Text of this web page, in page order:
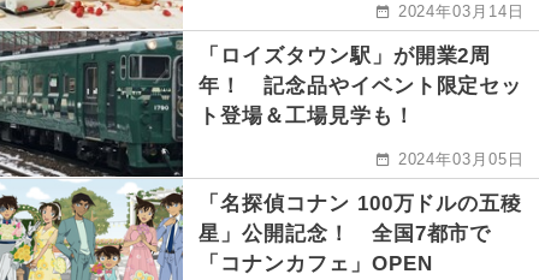
2024年03月14日
「ロイズタウン駅」が開業2周
年！ 記念品やイベント限定セッ
ト登場＆工場見学も！
2024年03月05日
「名探偵コナン 100万ドルの五稜
星」公開記念！ 全国7都市で
「コナンカフェ」OPEN